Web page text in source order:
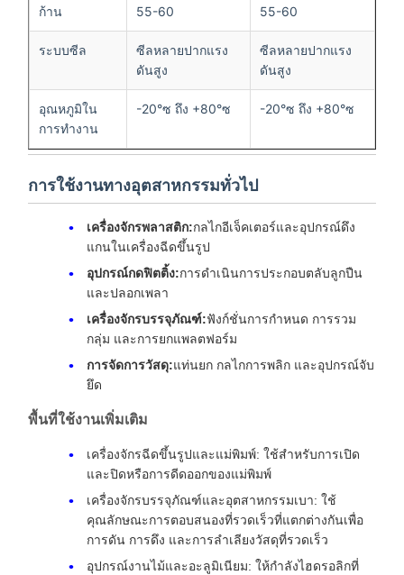
ก้าน
55-60
55-60
ระบบซีล
ซีลหลายปากแรง
ดันสูง
ซีลหลายปากแรง
ดันสูง
อุณหภูมิใน
การทำงาน
-20°ซ ถึง +80°ซ -20°ซ ถึง +80°ซ
การใช้งานทางอุตสาหกรรมทั่วไป
เครื่องจักรพลาสติก:กลไกอีเจ็คเตอร์และอุปกรณ์ดึง
แกนในเครื่องฉีดขึ้นรูป
อุปกรณ์กดฟิตติ้ง:การดำเนินการประกอบตลับลูกปืน
และปลอกเพลา
เครื่องจักรบรรจุภัณฑ์:ฟังก์ชั่นการกำหนด การรวม
กลุ่ม และการยกแพลตฟอร์ม
การจัดการวัสดุ:แท่นยก กลไกการพลิก และอุปกรณ์จับ
ยึด
พื้นที่ใช้งานเพิ่มเติม
เครื่องจักรฉีดขึ้นรูปและแม่พิมพ์: ใช้สำหรับการเปิด
และปิดหรือการดีดออกของแม่พิมพ์
เครื่องจักรบรรจุภัณฑ์และอุตสาหกรรมเบา: ใช้
คุณลักษณะการตอบสนองที่รวดเร็วที่แตกต่างกันเพื่อ
การดัน การดึง และการลำเลียงวัสดุที่รวดเร็ว
อุปกรณ์งานไม้และอะลูมิเนียม: ให้กำลังไฮดรอลิกที่